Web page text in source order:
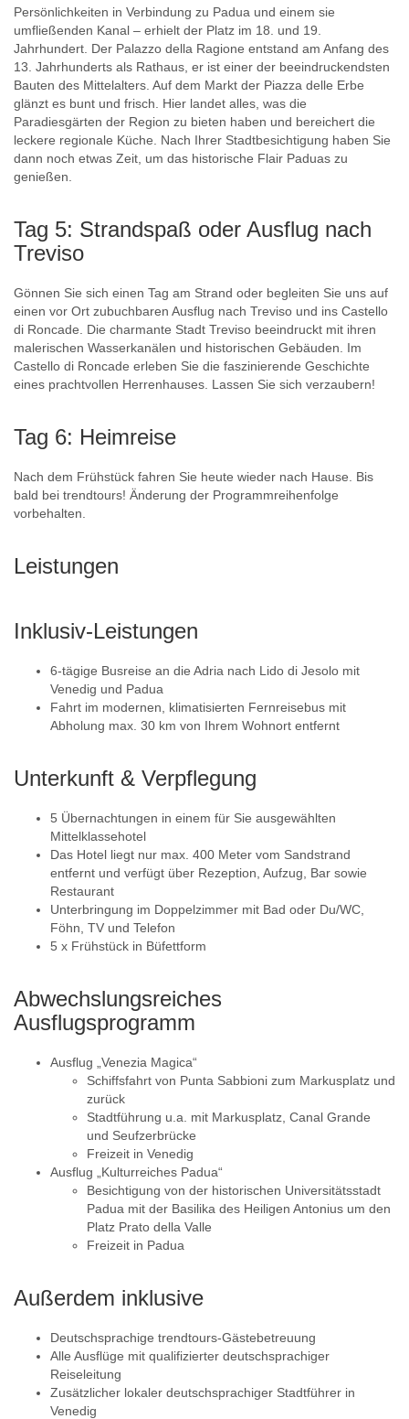
Persönlichkeiten in Verbindung zu Padua und einem sie
umfließenden Kanal – erhielt der Platz im 18. und 19.
Jahrhundert. Der Palazzo della Ragione entstand am Anfang des
13. Jahrhunderts als Rathaus, er ist einer der beeindruckendsten
Bauten des Mittelalters. Auf dem Markt der Piazza delle Erbe
glänzt es bunt und frisch. Hier landet alles, was die
Paradiesgärten der Region zu bieten haben und bereichert die
leckere regionale Küche. Nach Ihrer Stadtbesichtigung haben Sie
dann noch etwas Zeit, um das historische Flair Paduas zu
genießen.
Tag 5: Strandspaß oder Ausflug nach
Treviso
Gönnen Sie sich einen Tag am Strand oder begleiten Sie uns auf
einen vor Ort zubuchbaren Ausflug nach Treviso und ins Castello
di Roncade. Die charmante Stadt Treviso beeindruckt mit ihren
malerischen Wasserkanälen und historischen Gebäuden. Im
Castello di Roncade erleben Sie die faszinierende Geschichte
eines prachtvollen Herrenhauses. Lassen Sie sich verzaubern!
Tag 6: Heimreise
Nach dem Frühstück fahren Sie heute wieder nach Hause. Bis
bald bei trendtours! Änderung der Programmreihenfolge
vorbehalten.
Leistungen
Inklusiv-Leistungen
6-tägige Busreise an die Adria nach Lido di Jesolo mit
Venedig und Padua
Fahrt im modernen, klimatisierten Fernreisebus mit
Abholung max. 30 km von Ihrem Wohnort entfernt
Unterkunft & Verpflegung
5 Übernachtungen in einem für Sie ausgewählten
Mittelklassehotel
Das Hotel liegt nur max. 400 Meter vom Sandstrand
entfernt und verfügt über Rezeption, Aufzug, Bar sowie
Restaurant
Unterbringung im Doppelzimmer mit Bad oder Du/WC,
Föhn, TV und Telefon
5 x Frühstück in Büfettform
Abwechslungsreiches
Ausflugsprogramm
Ausflug „Venezia Magica“
Schiffsfahrt von Punta Sabbioni zum Markusplatz und
zurück
Stadtführung u.a. mit Markusplatz, Canal Grande
und Seufzerbrücke
Freizeit in Venedig
Ausflug „Kulturreiches Padua“
Besichtigung von der historischen Universitätsstadt
Padua mit der Basilika des Heiligen Antonius um den
Platz Prato della Valle
Freizeit in Padua
Außerdem inklusive
Deutschsprachige trendtours-Gästebetreuung
Alle Ausflüge mit qualifizierter deutschsprachiger
Reiseleitung
Zusätzlicher lokaler deutschsprachiger Stadtführer in
Venedig